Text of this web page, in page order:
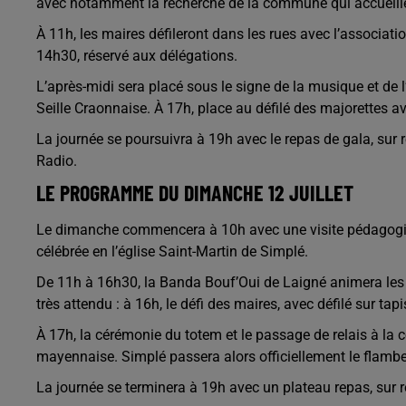
À 11h, les maires défileront dans les rues avec
14h30, réservé aux délégations.
L’après-midi sera placé sous le signe de la musique et
Seille Craonnaise. À 17h, place au défilé des majorettes
La journée se poursuivra à 19h avec le repas de gala,
Radio.
LE PROGRAMME DU DIMANCHE 12 JUILLET
Le dimanche commencera à 10h avec une visite
célébrée en l’église Saint-Martin de Simplé.
De 11h à 16h30, la Banda Bouf’Oui de Laigné animera
très attendu : à 16h, le défi des maires, avec défilé sur
À 17h, la cérémonie du totem et le passage de relais à
mayennaise. Simplé passera alors officiellement le
La journée se terminera à 19h avec un plateau repas, sur